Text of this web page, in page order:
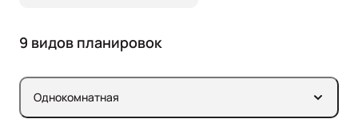
9 видов планировок
Однокомнатная